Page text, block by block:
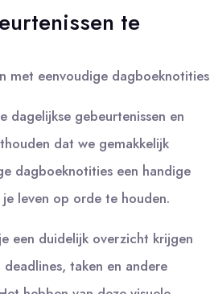
te
met eenvoudige dagboeknotities
dagelijkse gebeurtenissen en
dat we gemakkelijk
dagboeknotities een handige
leven op orde te houden.
een duidelijk overzicht krijgen
taken en andere